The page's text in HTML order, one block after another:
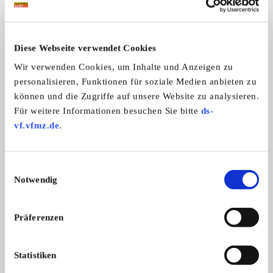
Diese Webseite verwendet Cookies
Wir verwenden Cookies, um Inhalte und Anzeigen zu
personalisieren, Funktionen für soziale Medien anbieten zu
können und die Zugriffe auf unsere Website zu analysieren.
Für weitere Informationen besuchen Sie bitte ds-
vf.vfmz.de.
Notwendig
Präferenzen
Statistiken
5
Preis auf Anfrage